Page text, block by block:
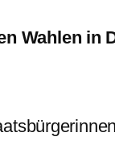
Wahlen